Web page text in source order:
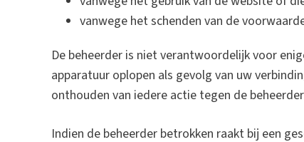
vanwege het schenden van de
De beheerder is niet verantwoordelijk voor
apparatuur oplopen als gevolg van uw
onthouden van iedere actie tegen de
Indien de beheerder betrokken raakt bij een